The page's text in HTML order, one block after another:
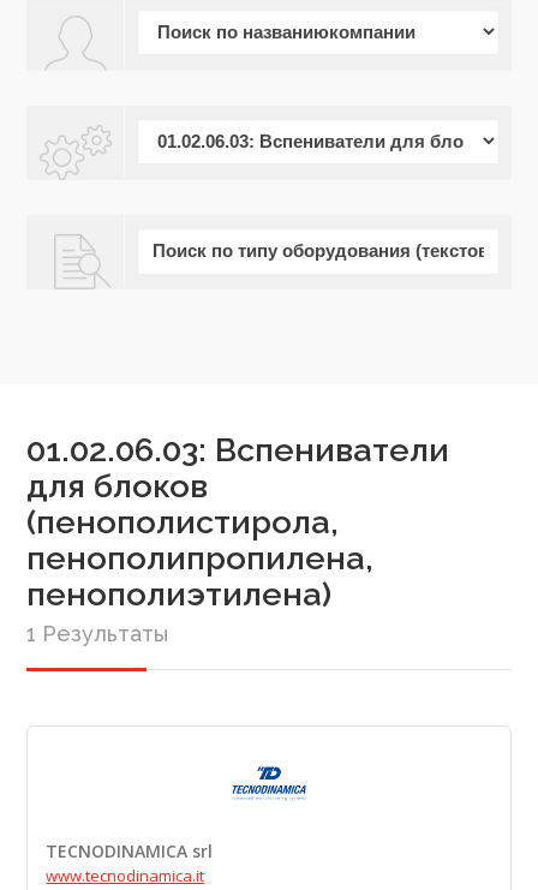
01.02.06.03: Вспениватели
для блоков
(пенополистирола,
пенополипропилена,
пенополиэтилена)
1 Результаты
TECNODINAMICA srl
www.tecnodinamica.it